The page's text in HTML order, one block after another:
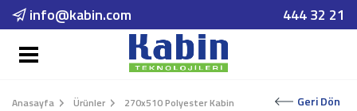
info@kabin.com 444 32 21
Anasayfa Ürünler 270x510 Polyester Kabin Geri Dön